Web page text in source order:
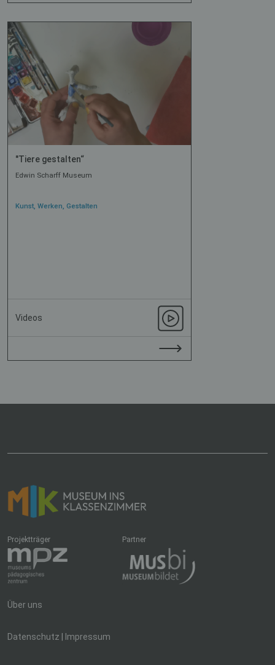
"Tiere gestalten“
Edwin Scharff Museum
Kunst, Werken, Gestalten
Videos
Projektträger Partner
Über uns
Datenschutz Impressum